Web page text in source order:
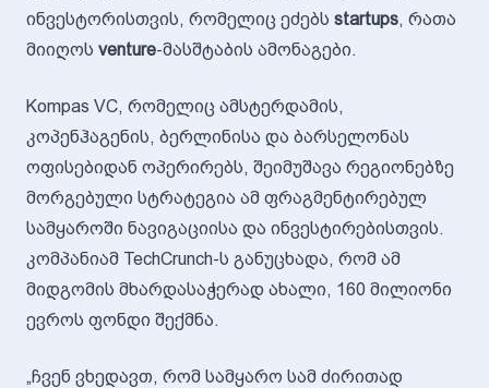
ინვესტორისთვის, რომელიც ეძებს startups, რათა
მიიღოს venture-მასშტაბის ამონაგები.
Kompas VC, რომელიც ამსტერდამის,
კოპენჰაგენის, ბერლინისა და ბარსელონას
ოფისებიდან ოპერირებს, შეიმუშავა რეგიონებზე
მორგებული სტრატეგია ამ ფრაგმენტირებულ
სამყაროში ნავიგაციისა და ინვესტირებისთვის.
კომპანიამ TechCrunch-ს განუცხადა, რომ ამ
მიდგომის მხარდასაჭერად ახალი, 160 მილიონი
ევროს ფონდი შექმნა.
„ჩვენ ვხედავთ, რომ სამყარო სამ ძირითად